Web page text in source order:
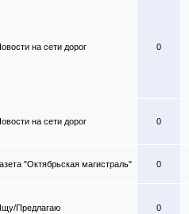
на сети дорог 0
на сети дорог 0
"Октябрьская магистраль" 0
Предлагаю 0